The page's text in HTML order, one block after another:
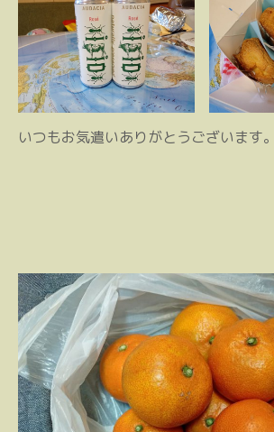
いつもお気遣いありがとうございます。